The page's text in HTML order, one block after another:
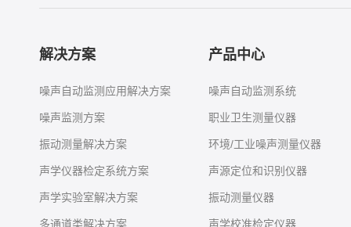
解决方案
噪声自动监测应用解决方案
噪声监测方案
振动测量解决方案
声学仪器检定系统方案
声学实验室解决方案
多通道类解决方案
产品中心
噪声自动监测系统
职业卫生测量仪器
环境/工业噪声测量仪器
声源定位和识别仪器
振动测量仪器
声学校准检定仪器